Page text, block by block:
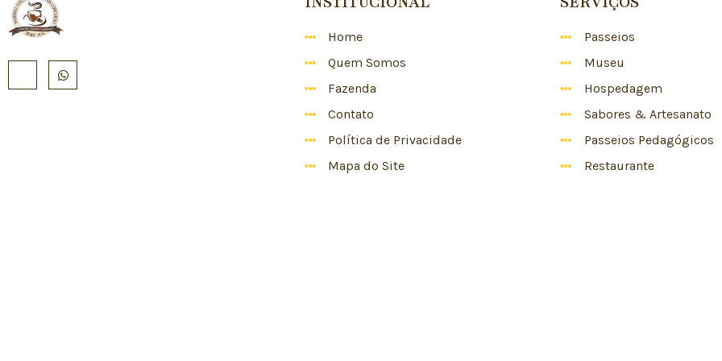
Home
Quem Somos
Fazenda
Contato
Política de Privacidade
Mapa do Site
Passeios
Museu
Hospedagem
Sabores & Artesanato
Passeios Pedagógicos
Restaurante